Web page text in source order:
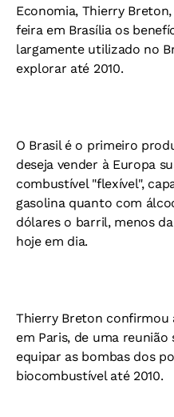
Economia, Thierry
feira em Brasília os
largamente utilizado no
explorar até 2010.
O Brasil é o primeiro
deseja vender à Europa
combustível "flexível",
gasolina quanto com
dólares o barril, menos
hoje em dia.
Thierry Breton confirmou
em Paris, de uma
equipar as bombas dos
biocombustível até 2010.